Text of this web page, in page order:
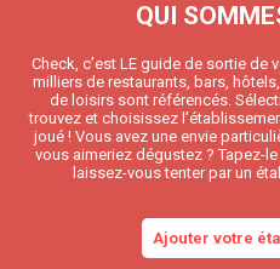
QUI
Check, c’est LE guide de sortie de
milliers de restaurants, bars,
de loisirs sont référencés.
trouvez et choisissez
joué ! Vous avez une envie
vous aimeriez dégustez ? Tapez-
laissez-vous tenter par un
Ajouter votre